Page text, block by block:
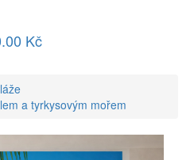
Kč
a tyrkysovým mořem